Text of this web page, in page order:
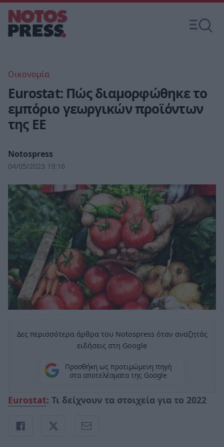
Οικονομία
Eurostat: Πώς διαμορφώθηκε το
εμπόριο γεωργικών προϊόντων
της ΕΕ
Notospress
04/05/2023 19:16
Δες περισσότερα άρθρα του Notospress όταν αναζητάς
ειδήσεις στη Google
Προσθήκη ως προτιμώμενη πηγή
στα αποτελέσματα της Google
Eurostat: Τι δείχνουν τα στοιχεία για το 2022